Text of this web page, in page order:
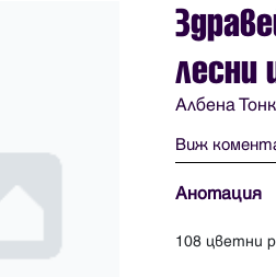
лесни
Албена
Виж
Анотация
108 цветни